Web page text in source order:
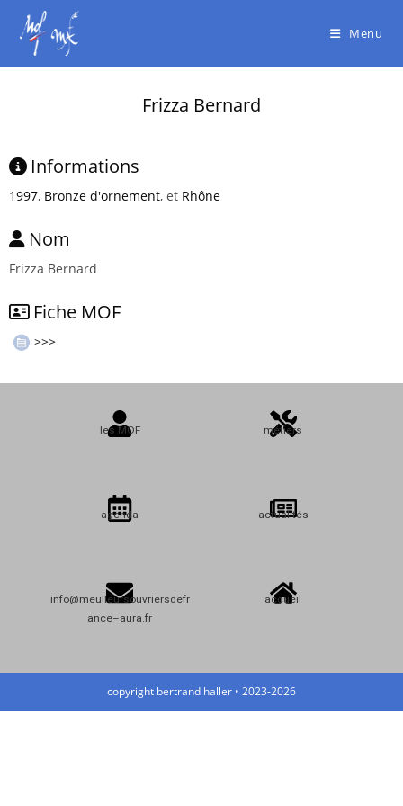
Menu
Frizza Bernard
Informations
1997, Bronze d'ornement, et Rhône
Nom
Frizza Bernard
Fiche MOF
>>>
les MOF métiers
agenda actualités
info@meulleursouvriersdefr
ance–aura.fr
accueil
copyright bertrand haller • 2023-2026